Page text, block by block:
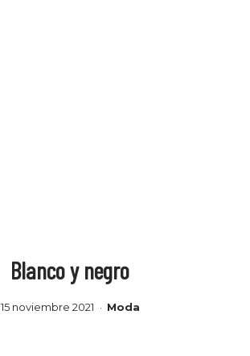
Blanco y negro
15 noviembre 2021 Moda